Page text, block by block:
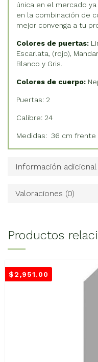
única en el mercado
en la combinación de
mejor convenga a tu
Colores de puertas:
Escarlata, (rojo),
Blanco y Gris.
Colores de cuerpo:
Puertas: 2
Calibre: 24
Medidas: 36 cm frente
Información adicional
Valoraciones (0)
Productos
$2,951.00